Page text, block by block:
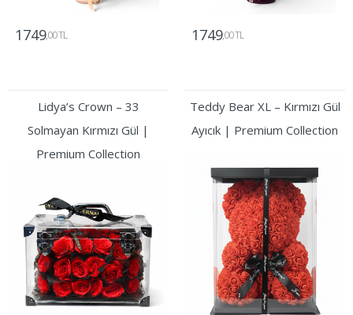
1749,00 TL 1749,00 TL
Lidya’s Crown – 33
Solmayan Kırmızı Gül |
Premium Collection
Teddy Bear XL – Kırmızı Gül
Ayıcık | Premium Collection